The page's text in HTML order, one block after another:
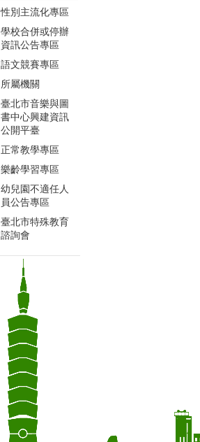
性別主流化專區
學校合併或停辦
資訊公告專區
語文競賽專區
所屬機關
臺北市音樂與圖
書中心興建資訊
公開平臺
正常教學專區
樂齡學習專區
幼兒園不適任人
員公告專區
臺北市特殊教育
諮詢會